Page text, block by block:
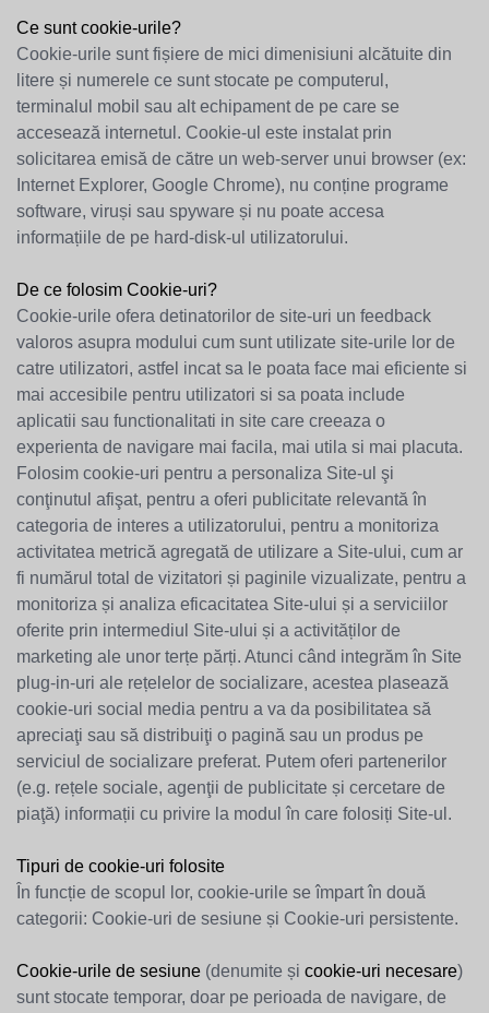
Ce sunt cookie-urile?
Cookie-urile sunt fișiere de mici dimenisiuni alcătuite din
litere și numerele ce sunt stocate pe computerul,
terminalul mobil sau alt echipament de pe care se
accesează internetul. Cookie-ul este instalat prin
solicitarea emisă de către un web-server unui browser (ex:
Internet Explorer, Google Chrome), nu conține programe
software, viruși sau spyware și nu poate accesa
informațiile de pe hard-disk-ul utilizatorului.
De ce folosim Cookie-uri?
Cookie-urile ofera detinatorilor de site-uri un feedback
valoros asupra modului cum sunt utilizate site-urile lor de
catre utilizatori, astfel incat sa le poata face mai eficiente si
mai accesibile pentru utilizatori si sa poata include
aplicatii sau functionalitati in site care creeaza o
experienta de navigare mai facila, mai utila si mai placuta.
Folosim cookie-uri pentru a personaliza Site-ul şi
conţinutul afişat, pentru a oferi publicitate relevantă în
categoria de interes a utilizatorului, pentru a monitoriza
activitatea metrică agregată de utilizare a Site-ului, cum ar
fi numărul total de vizitatori și paginile vizualizate, pentru a
monitoriza și analiza eficacitatea Site-ului și a serviciilor
oferite prin intermediul Site-ului și a activităților de
marketing ale unor terțe părți. Atunci când integrăm în Site
plug-in-uri ale rețelelor de socializare, acestea plasează
cookie-uri social media pentru a va da posibilitatea să
apreciaţi sau să distribuiţi o pagină sau un produs pe
serviciul de socializare preferat. Putem oferi partenerilor
(e.g. rețele sociale, agenţii de publicitate și cercetare de
piaţă) informații cu privire la modul în care folosiți Site-ul.
Tipuri de cookie-uri folosite
În funcție de scopul lor, cookie-urile se împart în două
categorii: Cookie-uri de sesiune și Cookie-uri persistente.
Cookie-urile de sesiune (denumite și cookie-uri necesare)
sunt stocate temporar, doar pe perioada de navigare, de